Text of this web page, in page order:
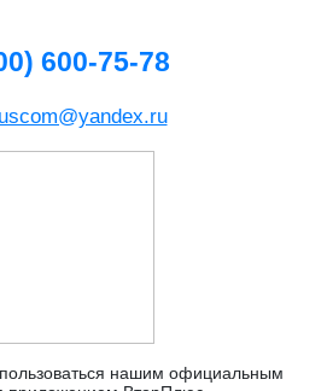
600-75-78
нашим официальным